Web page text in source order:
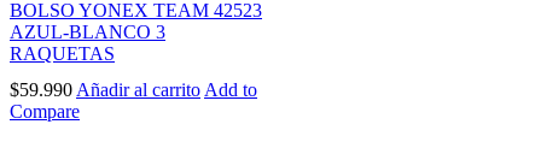
BOLSO YONEX TEAM 42523
AZUL-BLANCO 3
RAQUETAS
$59.990 Añadir al carrito Add to
Compare